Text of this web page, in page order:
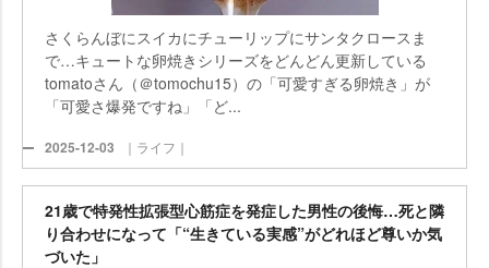
さくらんぼにスイカにチューリップにサンタクロースま
で…キュートな卵焼きシリーズをどんどん更新している
tomatoさん（＠tomochu15）の「可愛すぎる卵焼き」が
「可愛さ爆発ですね」「ど...
2025-12-03 ｜ライフ｜
21歳で特発性拡張型心筋症を発症した男性の後悔…死と隣
り合わせになって「“生きている実感”がどれほど尊いか気
づいた」